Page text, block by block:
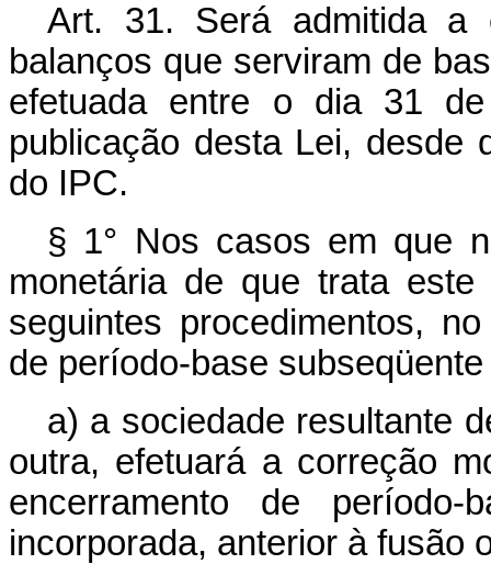
Art. 31. Será admitida a
balanços que serviram de
efetuada entre o dia 31
publicação desta Lei, desde
do IPC.
§ 1° Nos casos em que
monetária de que trata
seguintes procedimentos,
de período-base
a) a sociedade resultante
outra, efetuará a correção
encerramento de
incorporada, anterior à fusão